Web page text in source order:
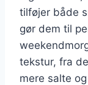
tilføjer både
gør dem til
tekstur, fra
mere salte